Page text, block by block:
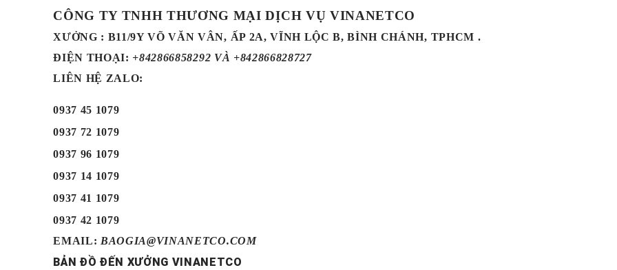
CÔNG TY TNHH THƯƠNG MẠI DỊCH VỤ VINANETCO
XƯỞNG : B11/9Y VÕ VĂN VÂN, ẤP 2A, VĨNH LỘC B, BÌNH CHÁNH, TPHCM .
ĐIỆN THOẠI: +842866858292 VÀ +842866828727
LIÊN HỆ ZALO:
0937 45 1079
0937 72 1079
0937 96 1079
0937 14 1079
0937 41 1079
0937 42 1079
EMAIL: BAOGIA@VINANETCO.COM
BẢN ĐỒ ĐẾN XƯỞNG VINANETCO